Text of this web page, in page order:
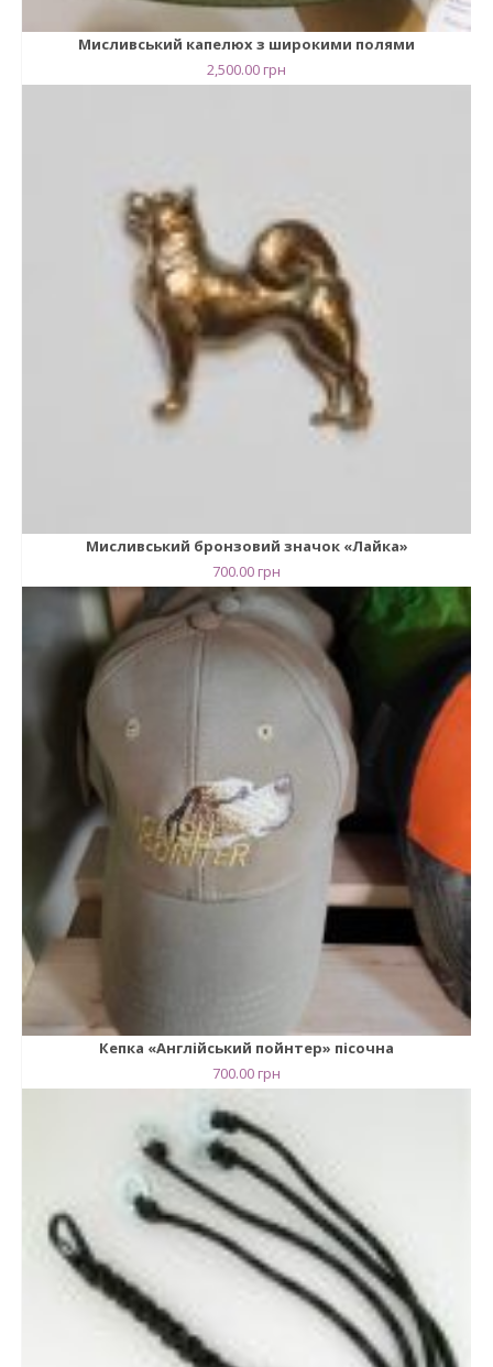
Мисливський капелюх з широкими полями
2,500.00 грн
Мисливський бронзовий значок «Лайка»
700.00 грн
Кепка «Англійський пойнтер» пісочна
700.00 грн